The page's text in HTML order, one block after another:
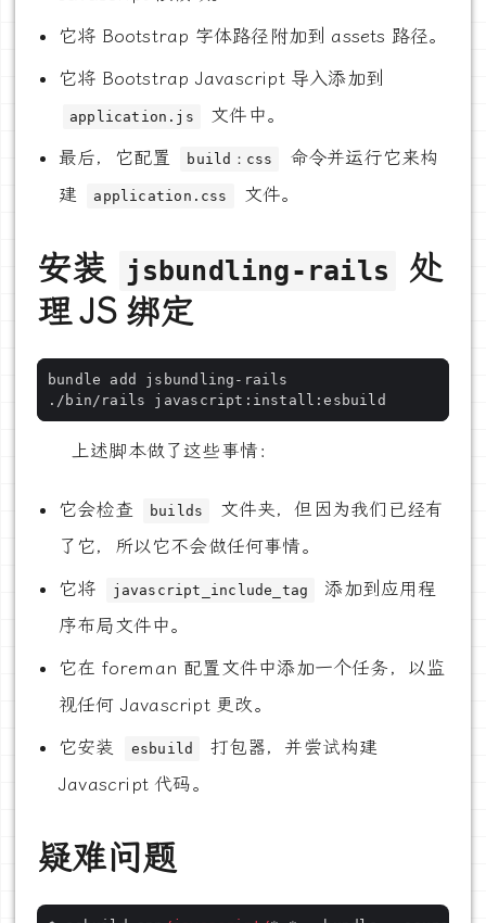
它将 Bootstrap 字体路径附加到 assets 路径。
它将 Bootstrap Javascript 导入添加到
application.js
文件中。
最后，它配置
build：css
命令并运行它来构
建
application.css 文件。
安装 jsbundling-rails
处
理 JS 绑定
上述脚本做了这些事情：
它会检查 builds
文件夹，但因为我们已经有
了它，所以它不会做任何事情。
它将
javascript_include_tag
添加到应用程
序布局文件中。
它在 foreman 配置文件中添加一个任务，以监
视任何 Javascript 更改。
它安装
esbuild
打包器，并尝试构建
Javascript 代码。
疑难问题